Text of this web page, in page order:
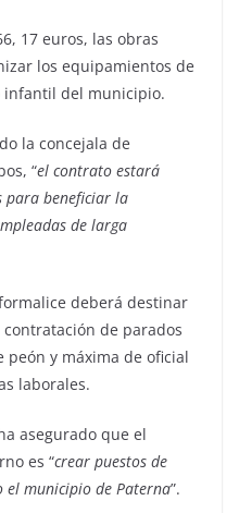
17 euros, las obras
los equipamientos de
infantil del municipio.
la concejala de
“el contrato estará
para beneficiar la
de larga
deberá destinar
de parados
y máxima de oficial
laborales.
asegurado que el
es “crear puestos de
municipio de Paterna”.